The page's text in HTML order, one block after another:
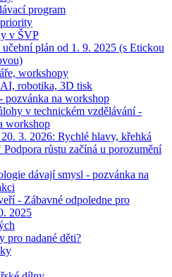
program
v ŠVP
plán od 1. 9. 2025 (s Etickou
workshopy
robotika, 3D tisk
pozvánka na workshop
v technickém vzdělávání -
workshop
3. 2026: Rychlé hlavy, křehká
Podpora růstu začíná u porozumění
dávají smysl - pozvánka na
- Zábavné odpoledne pro
2025
pro nadané děti?